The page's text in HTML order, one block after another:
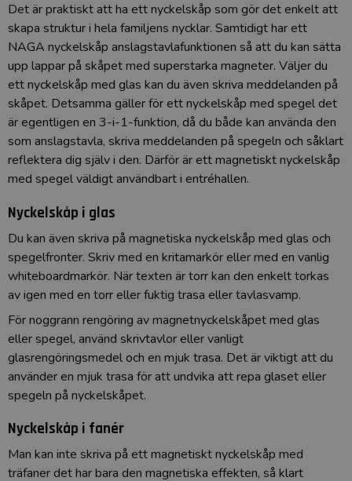
Det är praktiskt att ha ett nyckelskåp som gör det enkelt att
skapa struktur i hela familjens nycklar. Samtidigt har ett
NAGA nyckelskåp anslagstavlafunktionen så att du kan sätta
upp lappar på skåpet med superstarka magneter. Väljer du
ett nyckelskåp med glas kan du även skriva meddelanden på
skåpet. Detsamma gäller för ett nyckelskåp med spegel det
är egentligen en 3-i-1-funktion, då du både kan använda den
som anslagstavla, skriva meddelanden på spegeln och såklart
reflektera dig själv i den. Därför är ett magnetiskt nyckelskåp
med spegel väldigt användbart i entréhallen.
Nyckelskåp i glas
Du kan även skriva på magnetiska nyckelskåp med glas och
spegelfronter. Skriv med en kritamarkör eller med en vanlig
whiteboardmarkör. När texten är torr kan den enkelt torkas
av igen med en torr eller fuktig trasa eller tavlasvamp.
För noggrann rengöring av magnetnyckelskåpet med glas
eller spegel, använd skrivtavlor eller vanligt
glasrengöringsmedel och en mjuk trasa. Det är viktigt att du
använder en mjuk trasa för att undvika att repa glaset eller
spegeln på nyckelskåpet.
Nyckelskåp i fanér
Man kan inte skriva på ett magnetiskt nyckelskåp med
träfaner det har bara den magnetiska effekten, så klart